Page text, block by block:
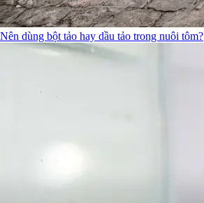
Nên dùng bột tảo hay dầu tảo trong nuôi tôm?